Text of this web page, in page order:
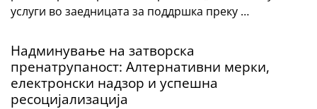
услуги во заедницата за поддршка преку …
Надминување на затворска
пренатрупаност: Алтернативни мерки,
електронски надзор и успешна
ресоцијализација